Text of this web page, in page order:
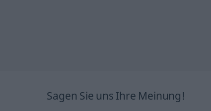
Sagen Sie uns Ihre Meinung!